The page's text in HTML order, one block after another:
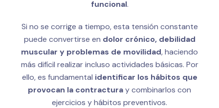
funcional.
Si no se corrige a tiempo, esta tensión constante
puede convertirse en dolor crónico, debilidad
muscular y problemas de movilidad, haciendo
más difícil realizar incluso actividades básicas. Por
ello, es fundamental identificar los hábitos que
provocan la contracturay combinarlos con
ejercicios y hábitos preventivos.